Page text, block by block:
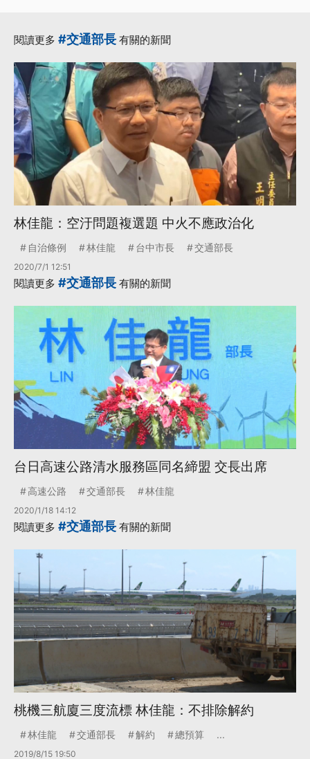
閱讀更多 #交通部長 有關的新聞
林佳龍：空汙問題複選題 中火不應政治化
自治條例 林佳龍 台中市長 交通部長
2020/7/1 12:51
閱讀更多 #交通部長 有關的新聞
台日高速公路清水服務區同名締盟 交長出席
高速公路 交通部長 林佳龍
2020/1/18 14:12
閱讀更多 #交通部長 有關的新聞
桃機三航廈三度流標 林佳龍：不排除解約
林佳龍 交通部長 解約 總預算 ...
2019/8/15 19:50